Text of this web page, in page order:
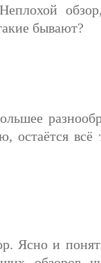
бывают?
остаётся
Ясно и